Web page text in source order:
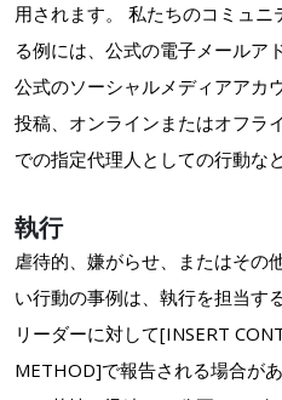
用されます。 私たちのコミュニ
る例には、公式の電子メールア
公式のソーシャルメディアアカ
投稿、オンラインまたはオフラ
での指定代理人としての行動な
執行
虐待的、嫌がらせ、またはその
い行動の事例は、執行を担当す
リーダーに対して[INSERT
METHOD]で報告される場合が